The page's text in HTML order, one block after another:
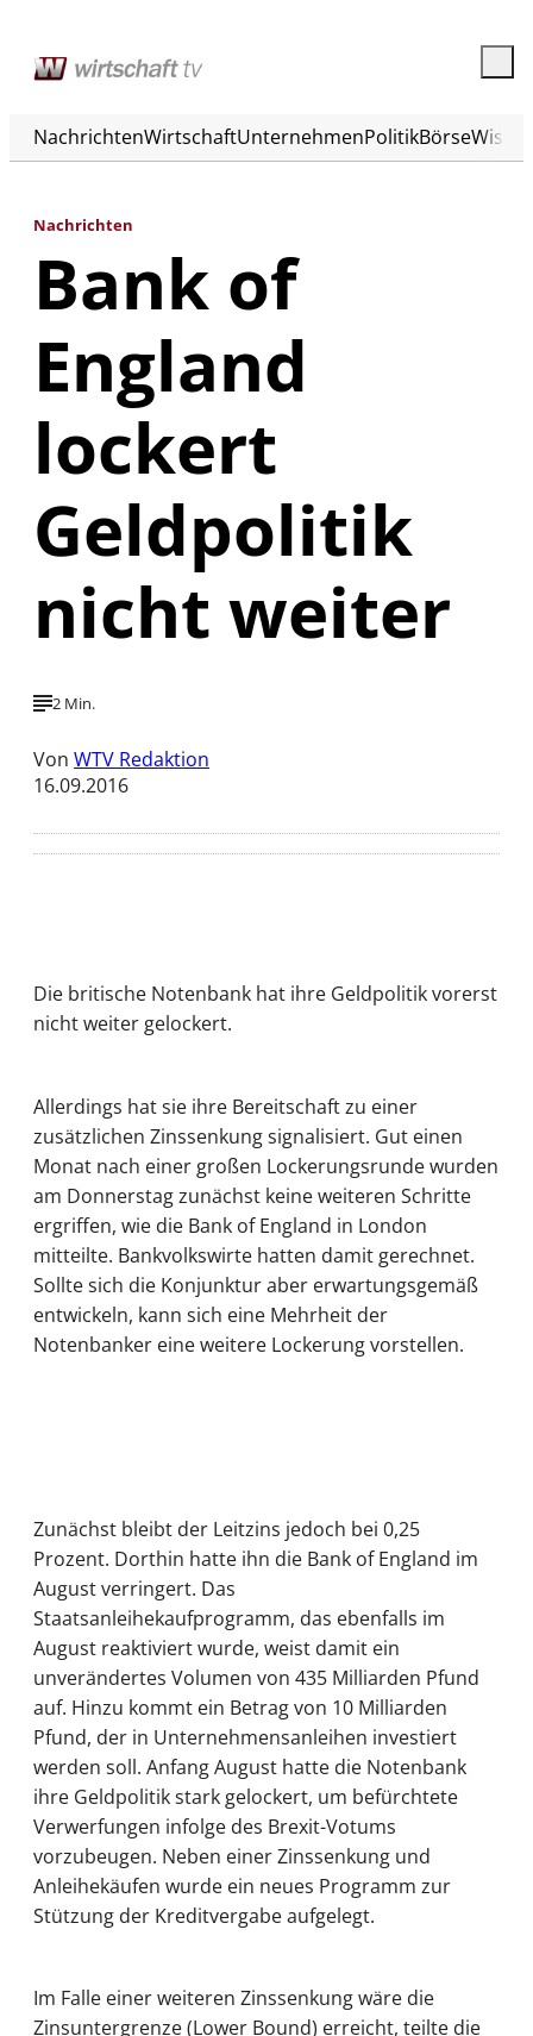
NachrichtenWirtschaftUnternehmenPolitikBörse
Nachrichten
Bank of
England
lockert
Geldpolitik
nicht weiter
2 Min.
Von WTV Redaktion
16.09.2016
Die britische Notenbank hat ihre Geldpolitik vorerst
nicht weiter gelockert.
Allerdings hat sie ihre Bereitschaft zu einer
zusätzlichen Zinssenkung signalisiert. Gut einen
Monat nach einer großen Lockerungsrunde wurden
am Donnerstag zunächst keine weiteren Schritte
ergriffen, wie die Bank of England in London
mitteilte. Bankvolkswirte hatten damit gerechnet.
Sollte sich die Konjunktur aber erwartungsgemäß
entwickeln, kann sich eine Mehrheit der
Notenbanker eine weitere Lockerung vorstellen.
Zunächst bleibt der Leitzins jedoch bei 0,25
Prozent. Dorthin hatte ihn die Bank of England im
August verringert. Das
Staatsanleihekaufprogramm, das ebenfalls im
August reaktiviert wurde, weist damit ein
unverändertes Volumen von 435 Milliarden Pfund
auf. Hinzu kommt ein Betrag von 10 Milliarden
Pfund, der in Unternehmensanleihen investiert
werden soll. Anfang August hatte die Notenbank
ihre Geldpolitik stark gelockert, um befürchtete
Verwerfungen infolge des Brexit-Votums
vorzubeugen. Neben einer Zinssenkung und
Anleihekäufen wurde ein neues Programm zur
Stützung der Kreditvergabe aufgelegt.
Im Falle einer weiteren Zinssenkung wäre die
Zinsuntergrenze (Lower Bound) erreicht, teilte die